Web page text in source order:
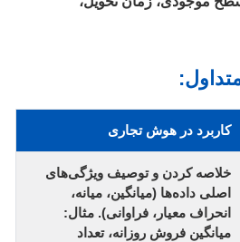
کاربرد در هوش تجاری
خلاصه کردن و توصیف ویژگی‌های
اصلی داده‌ها (میانگین، میانه،
انحراف معیار، فراوانی). مثال:
میانگین فروش روزانه، تعداد